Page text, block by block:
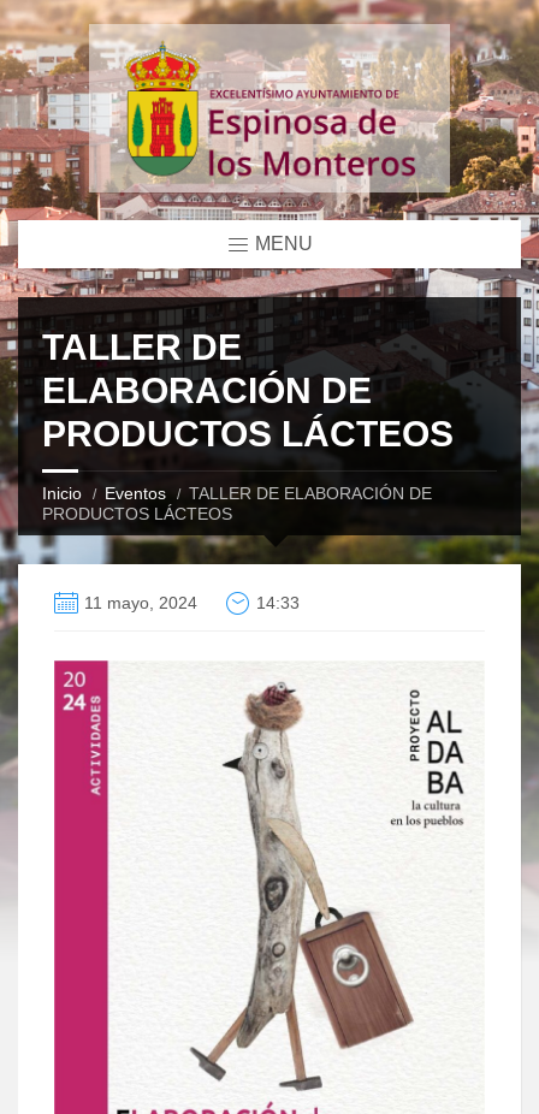
MENU
TALLER DE
ELABORACIÓN DE
PRODUCTOS LÁCTEOS
Inicio Eventos
TALLER DE ELABORACIÓN DE
PRODUCTOS LÁCTEOS
11 mayo, 2024 14:33